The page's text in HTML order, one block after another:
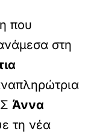
που
στη
Άννα
τη νέα